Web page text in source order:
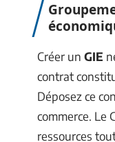
Créer un GIE
contrat
Déposez ce
commerce. Le
ressources